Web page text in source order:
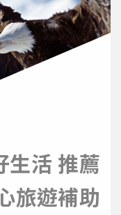
生活 推薦
旅遊補助